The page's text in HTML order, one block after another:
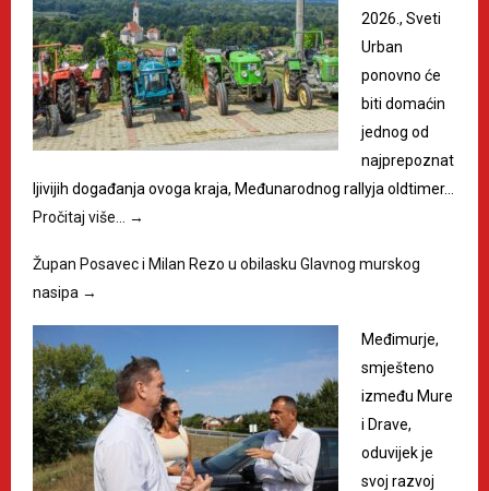
2026., Sveti
Urban
ponovno će
biti domaćin
jednog od
najprepoznat
ljivijih događanja ovoga kraja, Međunarodnog rallyja oldtimer…
Pročitaj više…
→
Župan Posavec i Milan Rezo u obilasku Glavnog murskog
nasipa →
Međimurje,
smješteno
između Mure
i Drave,
oduvijek je
svoj razvoj